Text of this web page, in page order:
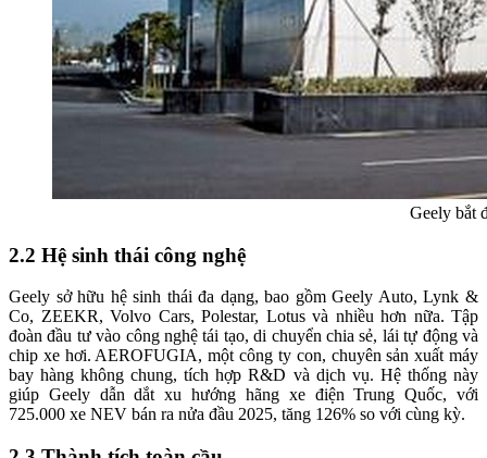
Geely bắt
2.2 Hệ sinh thái công nghệ
Geely sở hữu hệ sinh thái đa dạng, bao gồm Geely Auto, Lynk &
Co, ZEEKR, Volvo Cars, Polestar, Lotus và nhiều hơn nữa. Tập
đoàn đầu tư vào công nghệ tái tạo, di chuyển chia sẻ, lái tự động và
chip xe hơi. AEROFUGIA, một công ty con, chuyên sản xuất máy
bay hàng không chung, tích hợp R&D và dịch vụ. Hệ thống này
giúp Geely dẫn dắt xu hướng hãng xe điện Trung Quốc, với
725.000 xe NEV bán ra nửa đầu 2025, tăng 126% so với cùng kỳ.